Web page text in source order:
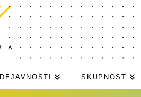
DEJAVNOSTI SKUPNOST